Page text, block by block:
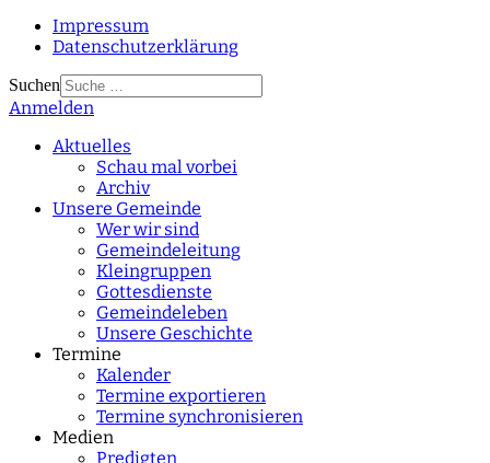
Impressum
Datenschutzerklärung
Suchen
Type 2 or more
Anmelden
Aktuelles
Schau mal vorbei
Archiv
Unsere Gemeinde
Wer wir sind
Gemeindeleitung
Kleingruppen
Gottesdienste
Gemeindeleben
Unsere Geschichte
Termine
Kalender
Termine exportieren
Termine synchronisieren
Medien
Predigten